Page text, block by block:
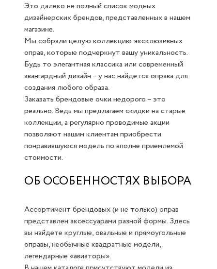
Это далеко не полный список модных
дизайнерских брендов, представленных в нашем
магазине.
Мы собрали целую коллекцию эксклюзивных
оправ, которые подчеркнут вашу уникальность.
Будь то элегантная классика или современный
авангардный дизайн – у нас найдется оправа для
создания любого образа.
Заказать брендовые очки недорого – это
реально. Ведь мы предлагаем скидки на старые
коллекции, а регулярно проводимые акции
позволяют нашим клиентам приобрести
понравившуюся модель по вполне приемлемой
стоимости.
ОБ ОСОБЕННОСТЯХ ВЫБОРА
Ассортимент брендовых (и не только) оправ
представлен аксессуарами разной формы. Здесь
вы найдете круглые, овальные и прямоугольные
оправы, необычные квадратные модели,
легендарные «авиаторы».